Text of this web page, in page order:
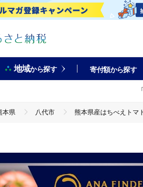
地域から探す 寄付額から探す
本県 八代市
熊本県産はちべえトマ
ったハッシュドビーフ 1袋(170g) 合計6食入り
菜・レトルト